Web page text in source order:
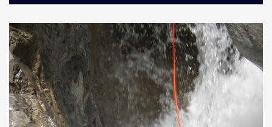
rappels, à partir de 10 ans selon le canyon.
Periode : Printemps, été et automne selon le
canyon.